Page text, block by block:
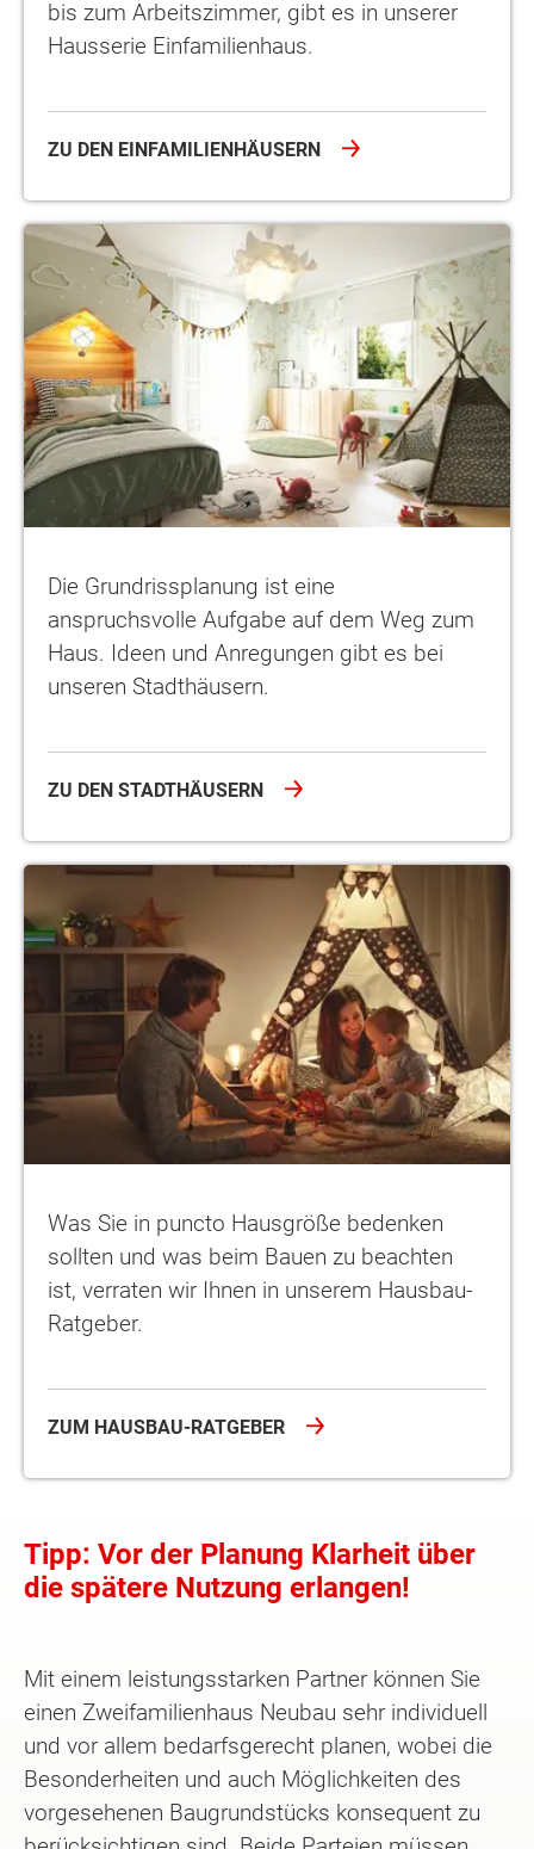
bis zum Arbeitszimmer, gibt es in unserer
Hausserie Einfamilienhaus.
ZU DEN EINFAMILIENHÄUSERN
Die Grundrissplanung ist eine anspruchsvolle Aufgabe auf dem
Die Grundrissplanung ist eine
anspruchsvolle Aufgabe auf dem Weg zum
Haus. Ideen und Anregungen gibt es bei
unseren Stadthäusern.
ZU DEN STADTHÄUSERN
Was Sie in puncto Hausgröße bedenken sollten und was beim
Was Sie in puncto Hausgröße bedenken
sollten und was beim Bauen zu beachten
ist, verraten wir Ihnen in unserem Hausbau-
Ratgeber.
ZUM HAUSBAU-RATGEBER
Tipp: Vor der Planung Klarheit über
die spätere Nutzung erlangen!
Mit einem leistungsstarken Partner können Sie
einen Zweifamilienhaus Neubau sehr individuell
und vor allem bedarfsgerecht planen, wobei die
Besonderheiten und auch Möglichkeiten des
vorgesehenen Baugrundstücks konsequent zu